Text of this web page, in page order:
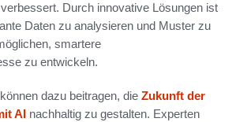
Durch innovative Lösungen ist
Daten zu analysieren und Muster zu
smartere
zu entwickeln.
dazu beitragen, die Zukunft der
AI nachhaltig zu gestalten. Experten